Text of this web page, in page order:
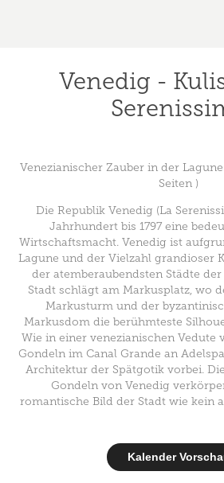
Venedig -
Venezianischer Zauber in der
Seiten )
Die Republik Venedig (La
Jahrhundert bis 1797 eine
Wirtschaftsmacht. Venedig ist
Lagune und der Vielzahl grandioser
der atemberaubendsten Städte
Stadt schlägt am Markusplatz, wo
Markusturm und der
Markusdom die berühmteste
Wie in einer venezianischen Vedute
Gondeln im Canal Grande an
Architektur der Spätgotik vorbei.
Gondeln von Venedig
romantische Bild der Stadt wie kein
Kalender